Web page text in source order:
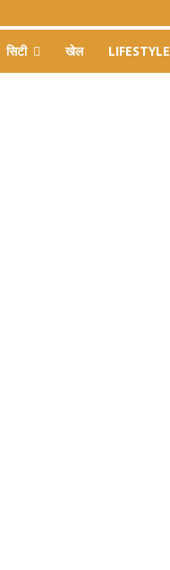
सिटी खेल LIFESTYLE